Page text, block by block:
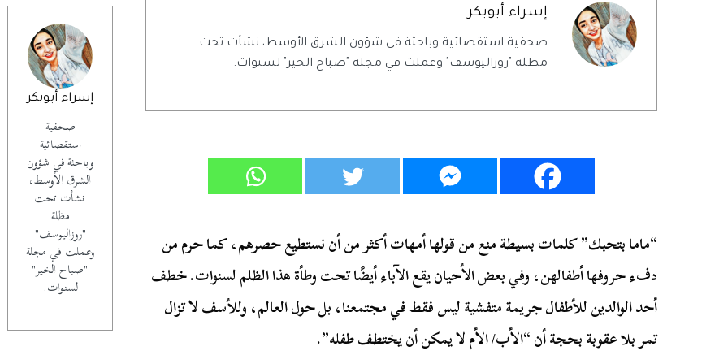
إسراء أبوبكر
صحفية
استقصائية
وباحثة في شؤون
الشرق الأوسط،
نشأت تحت
مظلة
"روزاليوسف"
وعملت في مجلة
"صباح الخير"
لسنوات.
إسراء أبوبكر
صحفية استقصائية وباحثة في شؤون الشرق الأوسط، نشأت تحت
مظلة "روزاليوسف" وعملت في مجلة "صباح الخير" لسنوات.
“ماما بتحبك” كلمات بسيطة منع من قولها أمهات أكثر من أن نستطيع حصرهم، كما حرم من
دفء حروفها أطفالهن، وفي بعض الأحيان يقع الآباء أيضًا تحت وطأة هذا الظلم لسنوات. خطف
أحد الوالدين للأطفال جريمة متفشية ليس فقط في مجتمعنا، بل حول العالم، وللأسف لا تزال
تمر بلا عقوبة بحجة أن “الأب/ الأم لا يمكن أن يختطف طفله”.